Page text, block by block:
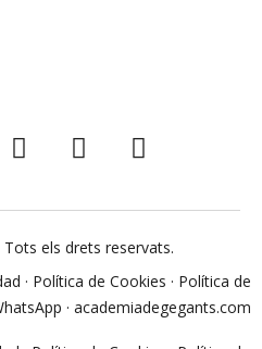
els drets reservats.
· Política de Cookies · Política de
· academiadegegants.com